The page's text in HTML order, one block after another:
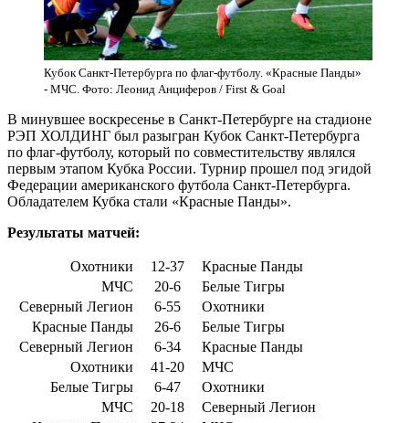
Кубок Санкт-Петербурга по флаг-футболу. «Красные Панды»
- МЧС. Фото: Леонид Анциферов / First & Goal
В минувшее воскресенье в Санкт-Петербурге на стадионе
РЭП ХОЛДИНГ был разыгран Кубок Санкт-Петербурга
по флаг-футболу, который по совместительству являлся
первым этапом Кубка России. Турнир прошел под эгидой
Федерации американского футбола Санкт-Петербурга.
Обладателем Кубка стали «Красные Панды».
Результаты матчей:
Охотники 12-37
Красные Панды
МЧС
20-6
Белые Тигры
Северный Легион
6-55
Охотники
Красные Панды
26-6
Белые Тигры
Северный Легион
6-34
Красные Панды
Охотники
41-20
МЧС
Белые Тигры
6-47
Охотники
МЧС
20-18
Северный Легион